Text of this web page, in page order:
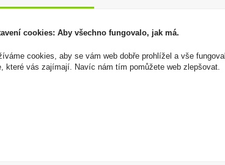
cookies: Aby všechno fungovalo, jak má.
cookies, aby se vám web dobře prohlížel a vše
které vás zajímají. Navíc nám tím pomůžete web zlepšovat.